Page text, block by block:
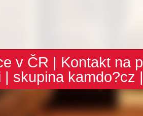
v ČR | Kontakt na
| skupina kamdo?cz |